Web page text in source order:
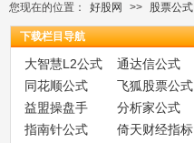
您现在的位置： 好股网 >> 股票公式
下载栏目导航
大智慧L2公式
通达信公式
同花顺公式
飞狐股票公式
益盟操盘手
分析家公式
指南针公式
倚天财经指标